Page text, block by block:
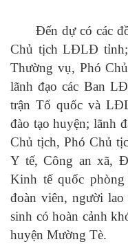
Đến dự có các
Chủ tịch LĐLĐ
Thường vụ, Phó
lãnh đạo các Ban
trận Tổ quốc và
đào tạo huyện; lãnh
Chủ tịch, Phó Chủ
Y tế, Công an xã,
Kinh tế quốc
đoàn viên, người lao
sinh có hoàn cảnh
huyện Mường Tè.